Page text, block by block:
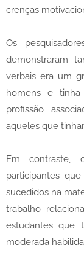
crenças
Os
demonstraram
verbais era um
homens e tinha
profissão
aqueles que
Em contraste,
participantes
sucedidos na
trabalho
estudantes que
moderada